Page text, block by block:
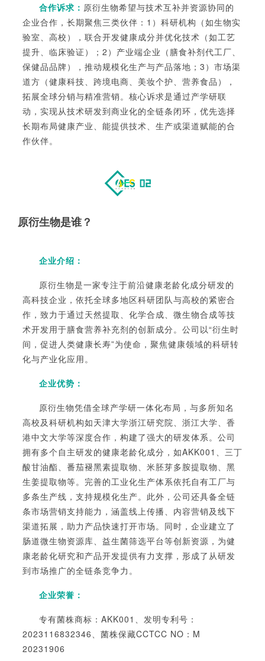
合作诉求： 原衍生物希望与技术互补并资源协同的
企业合作，长期聚焦三类伙伴：1）科研机构（如生物实
验室、高校），联合开发健康成分并优化技术（如工艺
提升、临床验证）；2）产业端企业（膳食补剂代工厂、
保健品品牌），推动规模化生产与产品落地；3）市场渠
道方（健康科技、跨境电商、美妆个护、营养食品），
拓展全球分销与精准营销。核心诉求是通过产学研联
动，实现从技术研发到商业化的全链条闭环，优先选择
长期布局健康产业、能提供技术、生产或渠道赋能的合
作伙伴。
原衍生物是谁？
企业介绍：
原衍生物是一家专注于前沿健康老龄化成分研发的
高科技企业，依托全球多地区科研团队与高校的紧密合
作，致力于通过天然提取、化学合成、微生物合成等技
术开发用于膳食营养补充剂的创新成分。公司以“衍生时
间，促进人类健康长寿”为使命，聚焦健康领域的科研转
化与产业化应用。
企业优势：
原衍生物凭借全球产学研一体化布局，与多所知名
高校及科研机构如天津大学浙江研究院、浙江大学、香
港中文大学等深度合作，构建了强大的研发体系。公司
拥有多个自主研发的健康老龄化成分，如AKK001、三丁
酸甘油酯、番茄褪黑素提取物、米胚芽多胺提取物、黑
生姜提取物等。完善的工业化生产体系依托自有工厂与
多条生产线，支持规模化生产。此外，公司还具备全链
条市场营销支持能力，涵盖线上传播、内容营销及线下
渠道拓展，助力产品快速打开市场。同时，企业建立了
肠道微生物资源库、益生菌筛选平台等创新资源，为健
康老龄化研究和产品开发提供有力支撑，形成了从研发
到市场推广的全链条竞争力。
企业荣誉：
专有菌株商标：AKK001、发明专利号：
2023116832346、菌株保藏CCTCC NO：M
20231906